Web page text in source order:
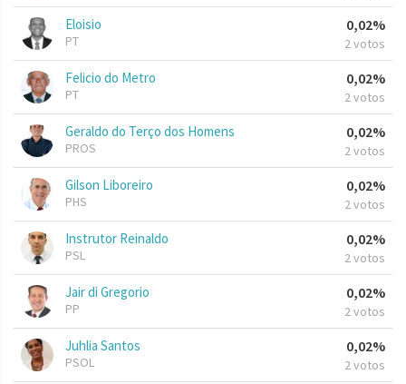
Eloisio
PT
0,02%
2 votos
Felicio do Metro
PT
0,02%
2 votos
Geraldo do Terço dos Homens
PROS
0,02%
2 votos
Gilson Liboreiro
PHS
0,02%
2 votos
Instrutor Reinaldo
PSL
0,02%
2 votos
Jair di Gregorio
PP
0,02%
2 votos
Juhlia Santos
PSOL
0,02%
2 votos